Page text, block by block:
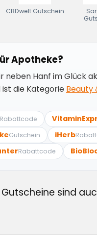
CBDwelt Gutschein
Apotheke?
neben Hanf im Glück
die Kategorie Beauty
Rabattcode
Gutschein iHerb
Rabattcode
Gutscheine sind